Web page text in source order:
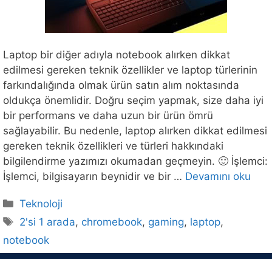
Laptop bir diğer adıyla notebook alırken dikkat
edilmesi gereken teknik özellikler ve laptop türlerinin
farkındalığında olmak ürün satın alım noktasında
oldukça önemlidir. Doğru seçim yapmak, size daha iyi
bir performans ve daha uzun bir ürün ömrü
sağlayabilir. Bu nedenle, laptop alırken dikkat edilmesi
gereken teknik özellikleri ve türleri hakkındaki
bilgilendirme yazımızı okumadan geçmeyin. 🙂 İşlemci:
İşlemci, bilgisayarın beynidir ve bir … Devamını oku
Kategoriler
Teknoloji
Etiketler
2'si 1 arada, chromebook, gaming, laptop,
notebook